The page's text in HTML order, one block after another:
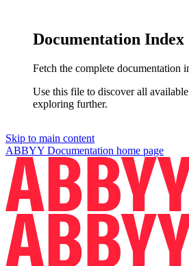
Documentation Index
Fetch the complete documentation
Use this file to discover all
exploring further.
Skip to main content
ABBYY Documentation home page